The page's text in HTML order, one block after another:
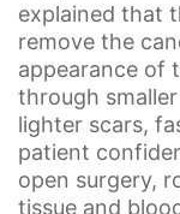
explained that
remove the
appearance of
through
lighter scars,
patient
open surgery,
tissue and